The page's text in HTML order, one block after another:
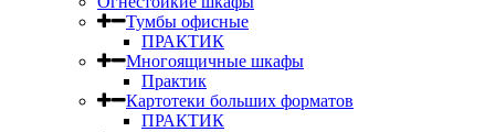
Тумбы офисные
ПРАКТИК
Многоящичные шкафы
Практик
Картотеки больших форматов
ПРАКТИК